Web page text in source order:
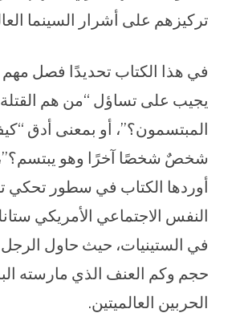
تركيزهم على أشرار السينما
في هذا الكتاب تحديدًا فصل مهم
يجيب على تساؤل “من هم القتلة
المبتسمون؟”، أو بمعنى أدق
شخصٌ شخصًا آخرًا وهو يبتسم؟”،
أوردها الكتاب في سطور تحكي
النفس الاجتماعي الأمريكي
في الستينيات، حيث حاول
حجم وكم العنف الذي مارسته
الحربين العالميتين.